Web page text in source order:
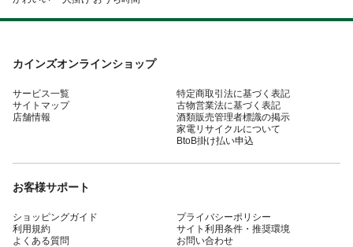
カインズオンラインショップ
サービス一覧
サイトマップ
店舗情報
特定商取引法に基づく表記
古物営業法に基づく表記
酒類販売管理者標識の掲示
家電リサイクルについて
BtoB掛け払い申込
お客様サポート
ショッピングガイド
利用規約
よくある質問
プライバシーポリシー
サイト利用条件・推奨環境
お問い合わせ